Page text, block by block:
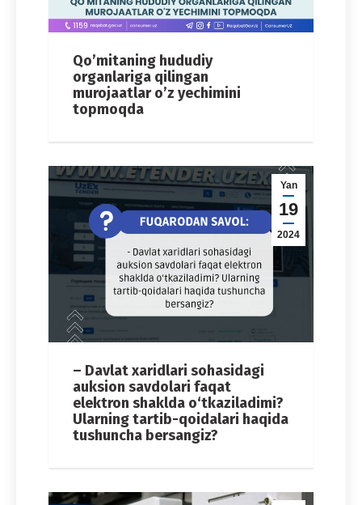
Qo’mitaning hududiy
organlariga qilingan
murojaatlar o’z yechimini
topmoqda
Yan
19
2024
– Davlat xaridlari sohasidagi
auksion savdolari faqat
elektron shaklda o‘tkaziladimi?
Ularning tartib-qoidalari haqida
tushuncha bersangiz?